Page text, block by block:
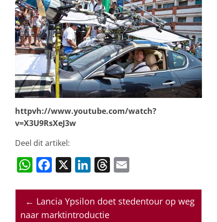
httpvh://www.youtube.com/watch?
v=X3U9RsXeJ3w
Deel dit artikel:
W
at
s
F
c
e
X Li
k
e
T
re
a
ai
l
← Lancia Ypsilon doet stedentour op weg
naar marktintroductie